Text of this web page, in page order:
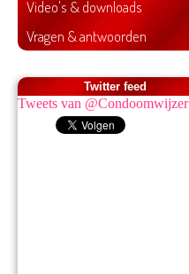
Video's & downloads
Vragen & antwoorden
Twitter feed
Tweets van @Condoomwijzer